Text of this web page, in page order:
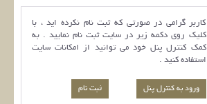
کاربر گرامی در صورتی که ثبت نام نکرده اید ، با
کلیک روی دکمه زیر در سایت ثبت نام نمایید . به
کمک کنترل پنل خود می توانید از امکانات سایت
استفاده کنید .
ورود به کنترل پنل